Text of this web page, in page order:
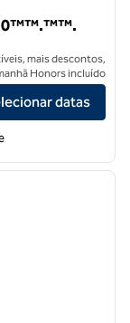
Al Waha
mais descontos,
Honors incluído
datas